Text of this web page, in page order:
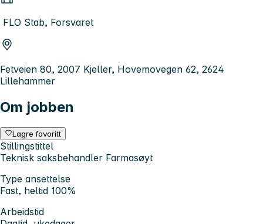
FLO Stab, Forsvaret
Fetveien 80, 2007 Kjeller, Hovemovegen 62, 2624
Lillehammer
Om jobben
Lagre favoritt
Stillingstittel
Teknisk saksbehandler Farmasøyt
Type ansettelse
Fast, heltid 100%
Arbeidstid